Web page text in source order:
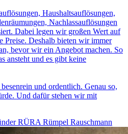
Haushaltsauflösungen,
Nachlassauflösungen
Dabei legen wir großen Wert auf
Preise. Deshalb bieten wir immer
bevor wir ein Angebot machen. So
ansteht und es gibt keine
und ordentlich. Genau so,
Und dafür stehen wir mit